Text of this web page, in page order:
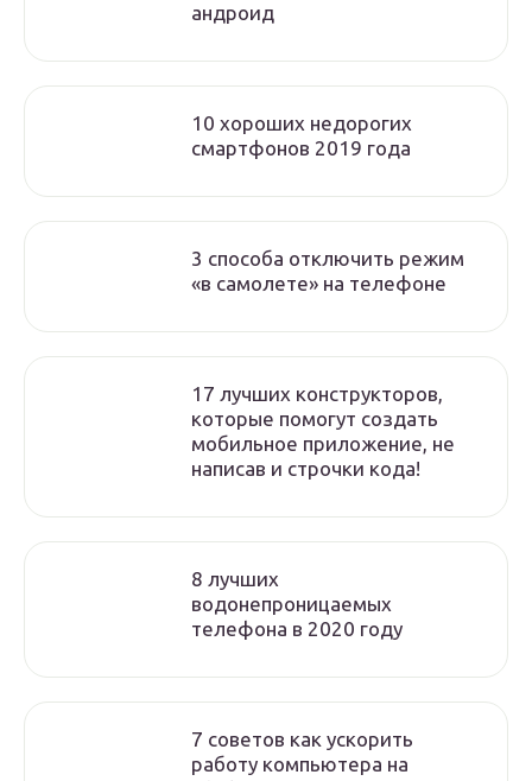
андроид
10 хороших недорогих
смартфонов 2019 года
3 способа отключить режим
«в самолете» на телефоне
17 лучших конструкторов,
которые помогут создать
мобильное приложение, не
написав и строчки кода!
8 лучших
водонепроницаемых
телефона в 2020 году
7 советов как ускорить
работу компьютера на